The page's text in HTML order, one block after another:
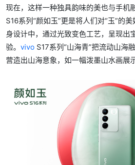
现在，这样一种独具韵味的美也与手机
S16系列“颜如玉”更是将人们对“玉”的
身设计中，通过光致变色工艺，呈现出
验。 vivo S17系列“山海青”把流动山海
营造出山海意象，如一幅泼墨山水画展